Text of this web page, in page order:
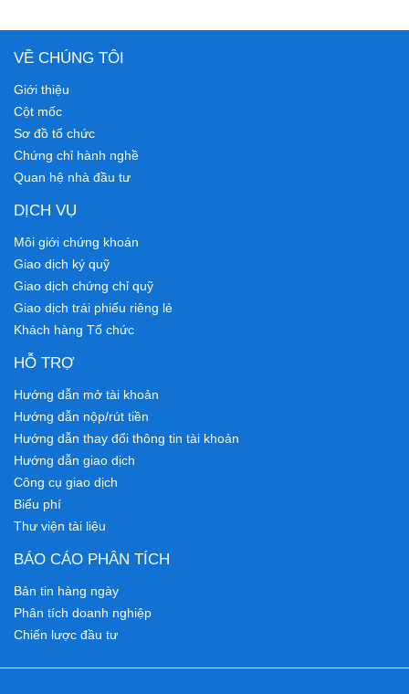
VỀ CHÚNG TÔI
Giới thiệu
Cột mốc
Sơ đồ tổ chức
Chứng chỉ hành nghề
Quan hệ nhà đầu tư
DỊCH VỤ
Môi giới chứng khoán
Giao dịch ký quỹ
Giao dịch chứng chỉ quỹ
Giao dịch trái phiếu riêng lẻ
Khách hàng Tổ chức
HỖ TRỢ
Hướng dẫn mở tài khoản
Hướng dẫn nộp/rút tiền
Hướng dẫn thay đổi thông tin tài khoản
Hướng dẫn giao dịch
Công cụ giao dịch
Biểu phí
Thư viện tài liệu
BÁO CÁO PHÂN TÍCH
Bản tin hàng ngày
Phân tích doanh nghiệp
Chiến lược đầu tư